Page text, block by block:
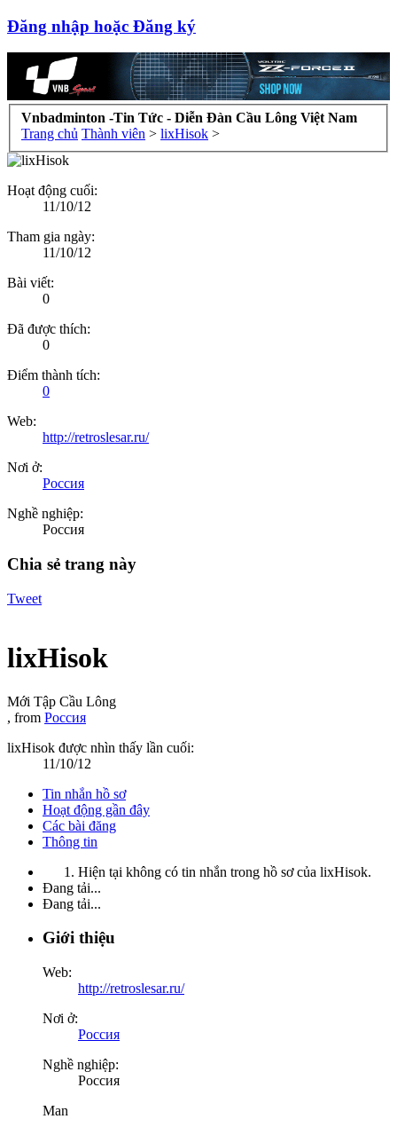
Đăng nhập hoặc Đăng ký
Vnbadminton -Tin Tức - Diễn Đàn Cầu Lông Việt Nam
Trang chủ Thành viên > lixHisok >
Hoạt động cuối:
11/10/12
Tham gia ngày:
11/10/12
Bài viết:
0
Đã được thích:
0
Điểm thành tích:
0
Web:
http://retroslesar.ru/
Nơi ở:
Россия
Nghề nghiệp:
Россия
Chia sẻ trang này
Tweet
lixHisok
Mới Tập Cầu Lông
, from Россия
lixHisok được nhìn thấy lần cuối:
11/10/12
Tin nhắn hồ sơ
Hoạt động gần đây
Các bài đăng
Thông tin
Hiện tại không có tin nhắn trong hồ sơ của lixHisok.
Đang tải...
Đang tải...
Giới thiệu
Web:
http://retroslesar.ru/
Nơi ở:
Россия
Nghề nghiệp:
Россия
Man